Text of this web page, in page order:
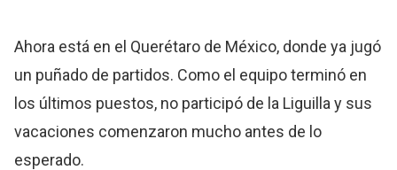
Ahora está en el Querétaro de México, donde ya jugó
un puñado de partidos. Como el equipo terminó en
los últimos puestos, no participó de la Liguilla y sus
vacaciones comenzaron mucho antes de lo
esperado.